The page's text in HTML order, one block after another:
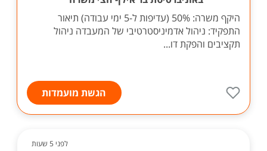
היקף משרה: 50% (עדיפות ל-5 ימי עבודה) תיאור
התפקיד: ניהול אדמיניסטרטיבי של המעבדה ניהול
תקציבים והפקת דו...
הגשת מועמדות
לפני 5 שעות